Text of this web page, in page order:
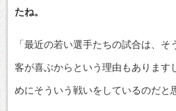
たね。
「最近の若い選手たちの試合は、
客が喜ぶからという理由もあります
めにそういう戦いをしているのだと